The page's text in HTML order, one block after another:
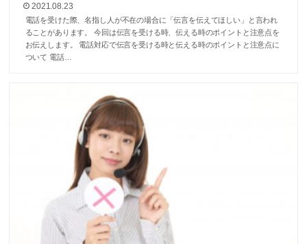
2021.08.23
電話を受けた際、名指し人が不在の場合に「伝言を伝えてほしい」と言われ
ることがあります。 今回は伝言を受ける時、伝える時のポイントと注意点を
お伝えします。 電話対応で伝言を受ける時と伝える時のポイントと注意点に
ついて 電話…